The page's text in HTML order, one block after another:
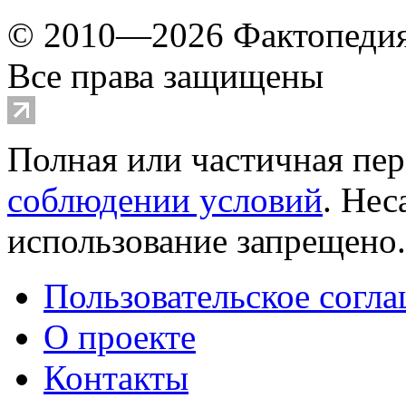
© 2010—2026
Все права защищены
Полная или частичная
соблюдении условий.
использование
Пользовательское
О проекте
Контакты